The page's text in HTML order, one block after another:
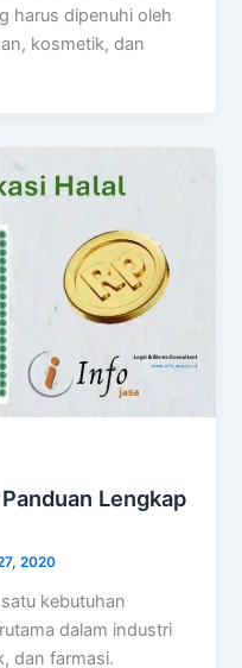
harus dipenuhi oleh
kosmetik, dan
Lengkap
2020
kebutuhan
dalam industri
dan farmasi.